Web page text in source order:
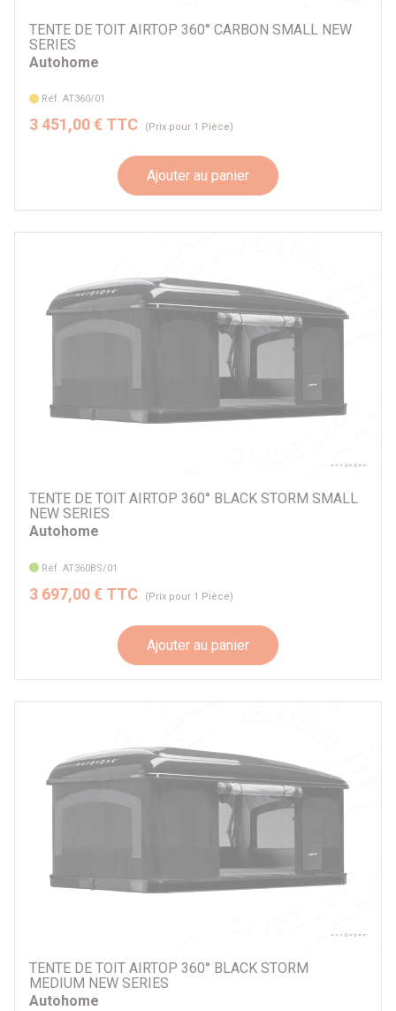
TENTE DE TOIT AIRTOP 360° CARBON SMALL NEW
SERIES
Autohome
Réf. AT360/01
3 451,00 € TTC (Prix pour 1 Pièce)
Ajouter au panier
TENTE DE TOIT AIRTOP 360° BLACK STORM SMALL
NEW SERIES
Autohome
Réf. AT360BS/01
3 697,00 € TTC (Prix pour 1 Pièce)
Ajouter au panier
TENTE DE TOIT AIRTOP 360° BLACK STORM
MEDIUM NEW SERIES
Autohome